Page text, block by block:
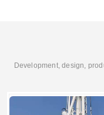
Development, design,